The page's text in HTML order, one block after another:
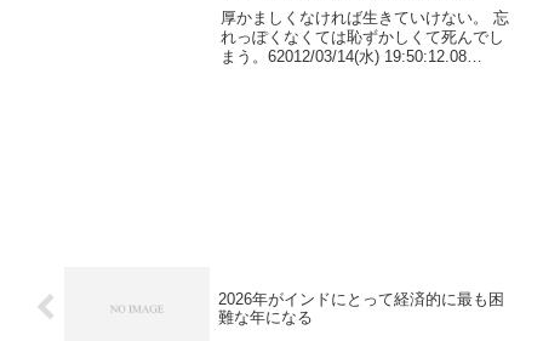
厚かましくなければ生きていけない。 忘
れっぽくなくては恥ずかしくて死んでし
まう。62012/03/14(水) 19:50:12.08
2026年がインドにとって経済的に最も困
難な年になる